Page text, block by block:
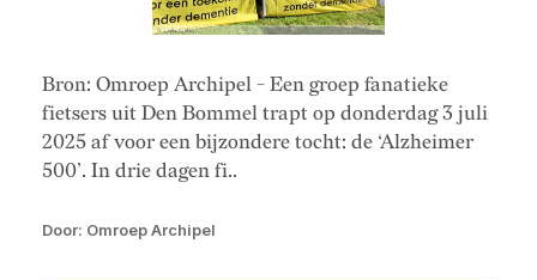
Bron: Omroep Archipel - Een groep fanatieke
fietsers uit Den Bommel trapt op donderdag 3 juli
2025 af voor een bijzondere tocht: de ‘Alzheimer
500’. In drie dagen fi..
Door: Omroep Archipel